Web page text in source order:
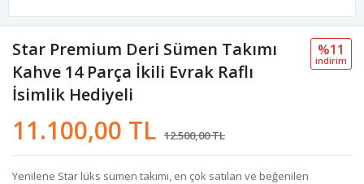
Star Premium Deri Sümen Takımı
Kahve 14 Parça İkili Evrak Raflı
İsimlik Hediyeli
11.100,00 TL 12.500,00 TL
%11
i̇ndi̇ri̇m
Yenilene Star lüks sümen takımı, en çok satılan ve beğenilen